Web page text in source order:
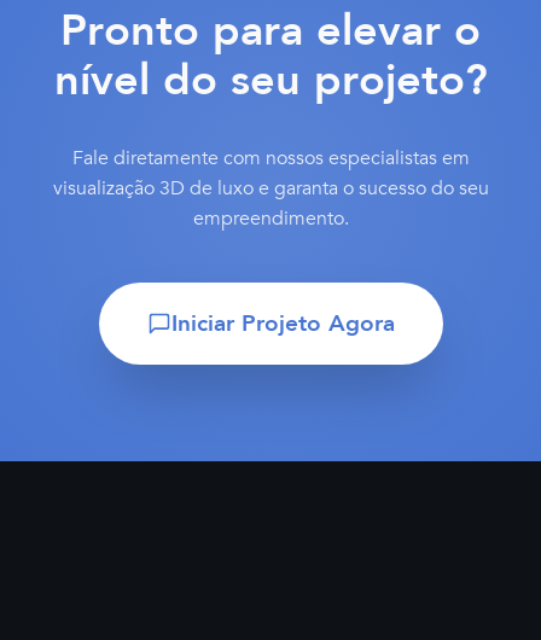
Pronto para elevar o
nível do seu projeto?
Fale diretamente com nossos especialistas em
visualização 3D de luxo e garanta o sucesso do seu
empreendimento.
Iniciar Projeto Agora